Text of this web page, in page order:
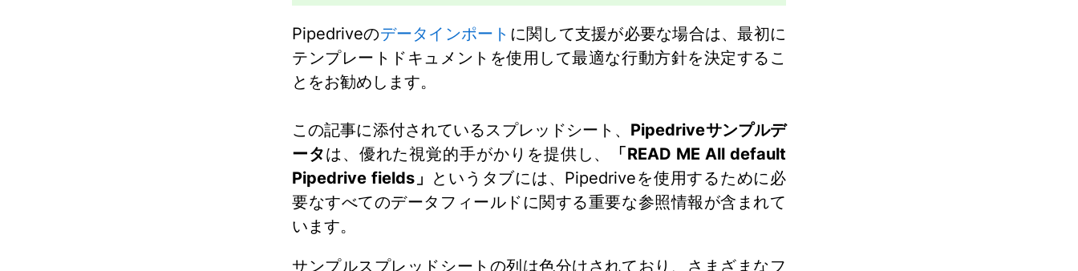
Pipedriveのデータインポート に関して支援が必要な場合は、最初に
テンプレートドキュメントを使用して最適な行動方針を決定するこ
とをお勧めします。
この記事に添付されているスプレッドシート、 Pipedriveサンプルデ
ータは、優れた視覚的手がかりを提供し、
「READ ME All default
Pipedrive fields」 というタブには、Pipedriveを使用するために必
要なすべてのデータフィールドに関する重要な参照情報が含まれて
います。
サンプルスプレッドシートの列は色分けされており、さまざまなフ